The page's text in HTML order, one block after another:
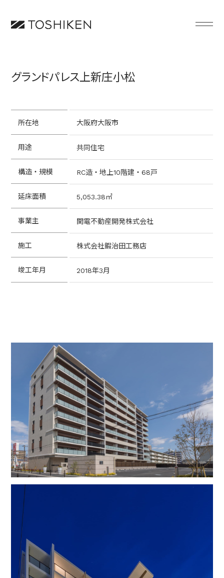
グランドパレス上新庄小松
所在地 大阪府大阪市
用途 共同住宅
構造・規模 RC造・地上10階建・68戸
延床面積 5,053.38㎡
事業主 関電不動産開発株式会社
施工 株式会社鍜治田工務店
竣工年月 2018年3月